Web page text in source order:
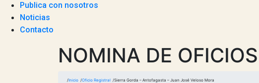
Publica con nosotros
Noticias
Contacto
NOMINA DE
Inicio Oficio Registral Sierra Gorda – Antofagasta – Juan José Veloso Mora